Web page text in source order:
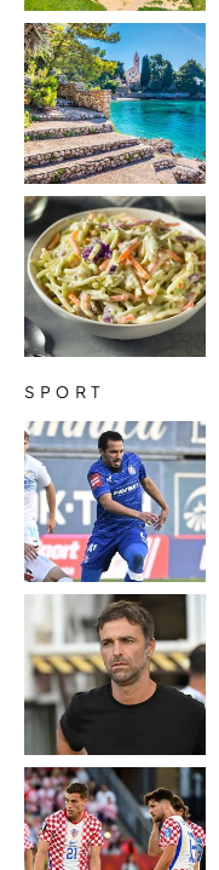
SPORT